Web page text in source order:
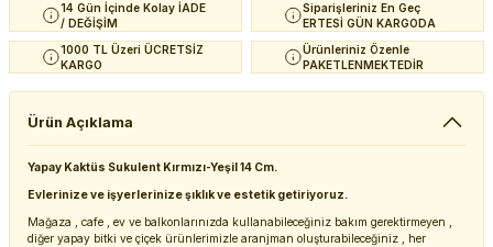
14 Gün İçinde Kolay İADE
/ DEĞİŞİM
Siparişleriniz En Geç
ERTESİ GÜN KARGODA
1000 TL Üzeri ÜCRETSİZ
KARGO
Ürünleriniz Özenle
PAKETLENMEKTEDİR
Ürün Açıklama
Yapay Kaktüs Sukulent Kırmızı-Yeşil 14 Cm.
Evlerinize ve işyerlerinize şıklık ve estetik getiriyoruz.
Mağaza , cafe , ev ve balkonlarınızda kullanabileceğiniz bakım gerektirmeyen ,
diğer yapay bitki ve çiçek ürünlerimizle aranjman oluşturabileceğiniz , her